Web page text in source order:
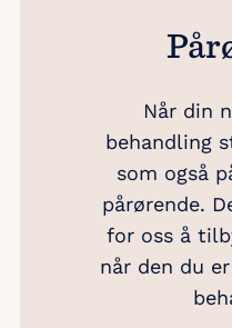
Når din
behandling
som også
pårørende.
for oss å
når den du